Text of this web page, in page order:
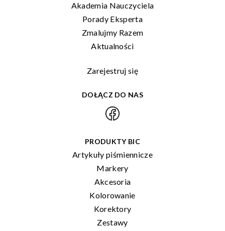
Akademia Nauczyciela
Porady Eksperta
Zmalujmy Razem
Aktualności
Zarejestruj się
DOŁĄCZ DO NAS
PRODUKTY BIC
Artykuły piśmiennicze
Markery
Akcesoria
Kolorowanie
Korektory
Zestawy